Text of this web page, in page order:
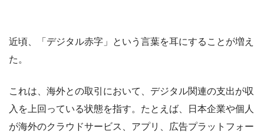
近頃、「デジタル赤字」という言葉を耳にすることが増え
た。
これは、海外との取引において、デジタル関連の支出が収
入を上回っている状態を指す。たとえば、日本企業や個人
が海外のクラウドサービス、アプリ、広告プラットフォー